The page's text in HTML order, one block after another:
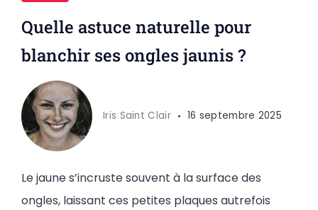
Quelle astuce naturelle pour
blanchir ses ongles jaunis ?
Iris Saint Clair 16 septembre 2025
Le jaune s’incruste souvent à la surface des
ongles, laissant ces petites plaques autrefois